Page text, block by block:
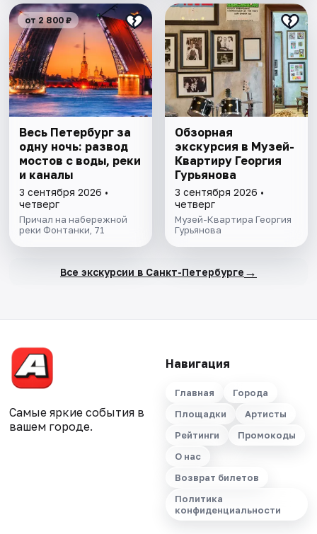
от 2 800 ₽
Весь Петербург за
одну ночь: развод
мостов с воды, реки
и каналы
3 сентября 2026 •
четверг
Причал на набережной
реки Фонтанки, 71
Обзорная
экскурсия в Музей-
Квартиру Георгия
Гурьянова
3 сентября 2026 •
четверг
Музей-Квартира Георгия
Гурьянова
Все экскурсии в Санкт-Петербурге →
Самые яркие события в
вашем городе.
Навигация
Главная
Города
Площадки
Артисты
Рейтинги
Промокоды
О нас
Возврат билетов
Политика
конфиденциальности